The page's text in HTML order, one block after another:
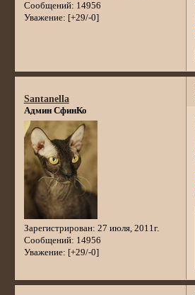
Сообщений: 14956
Уважение: [+29/-0]
Santanella
Админ СфинКо
Зарегистрирован: 27 июля, 2011г.
Сообщений: 14956
Уважение: [+29/-0]